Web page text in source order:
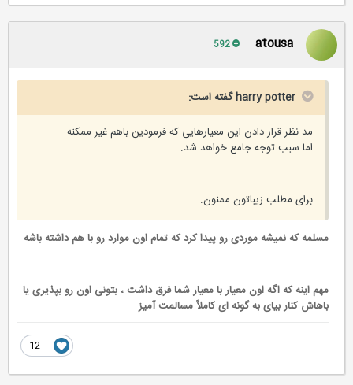
atousa
harry potter گفته است:
مد نظر قرار دادن این معیارهایی که فرمودین باهم غیر ممکنه.
اما سبب توجه جامع خواهد شد.
برای مطلب زیباتون ممنون.
مسلمه که نمیشه موردی رو پیدا کرد که تمام اون موارد رو با هم داشته باشه
مهم اینه که اگه اون معیار با معیار شما فرق داشت ، بتونی اون رو بپذیری یا
باهاش کنار بیای به گونه ای کاملاً مسالمت آمیز